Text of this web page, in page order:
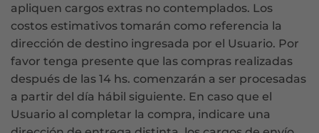
apliquen cargos extras no contemplados. Los
costos estimativos tomarán como referencia la
dirección de destino ingresada por el Usuario. Por
favor tenga presente que las compras realizadas
después de las 14 hs. comenzarán a ser procesadas
a partir del día hábil siguiente. En caso que el
Usuario al completar la compra, indicare una